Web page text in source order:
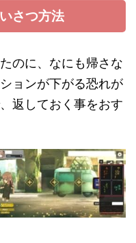
さつ方法
のに、なにも帰さな
ョンが下がる恐れが
返しておく事をおす